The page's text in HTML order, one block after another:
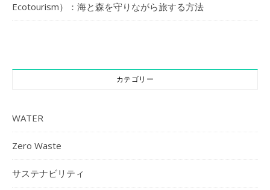
Ecotourism）：海と森を守りながら旅する方法
カテゴリー
WATER
Zero Waste
サステナビリティ